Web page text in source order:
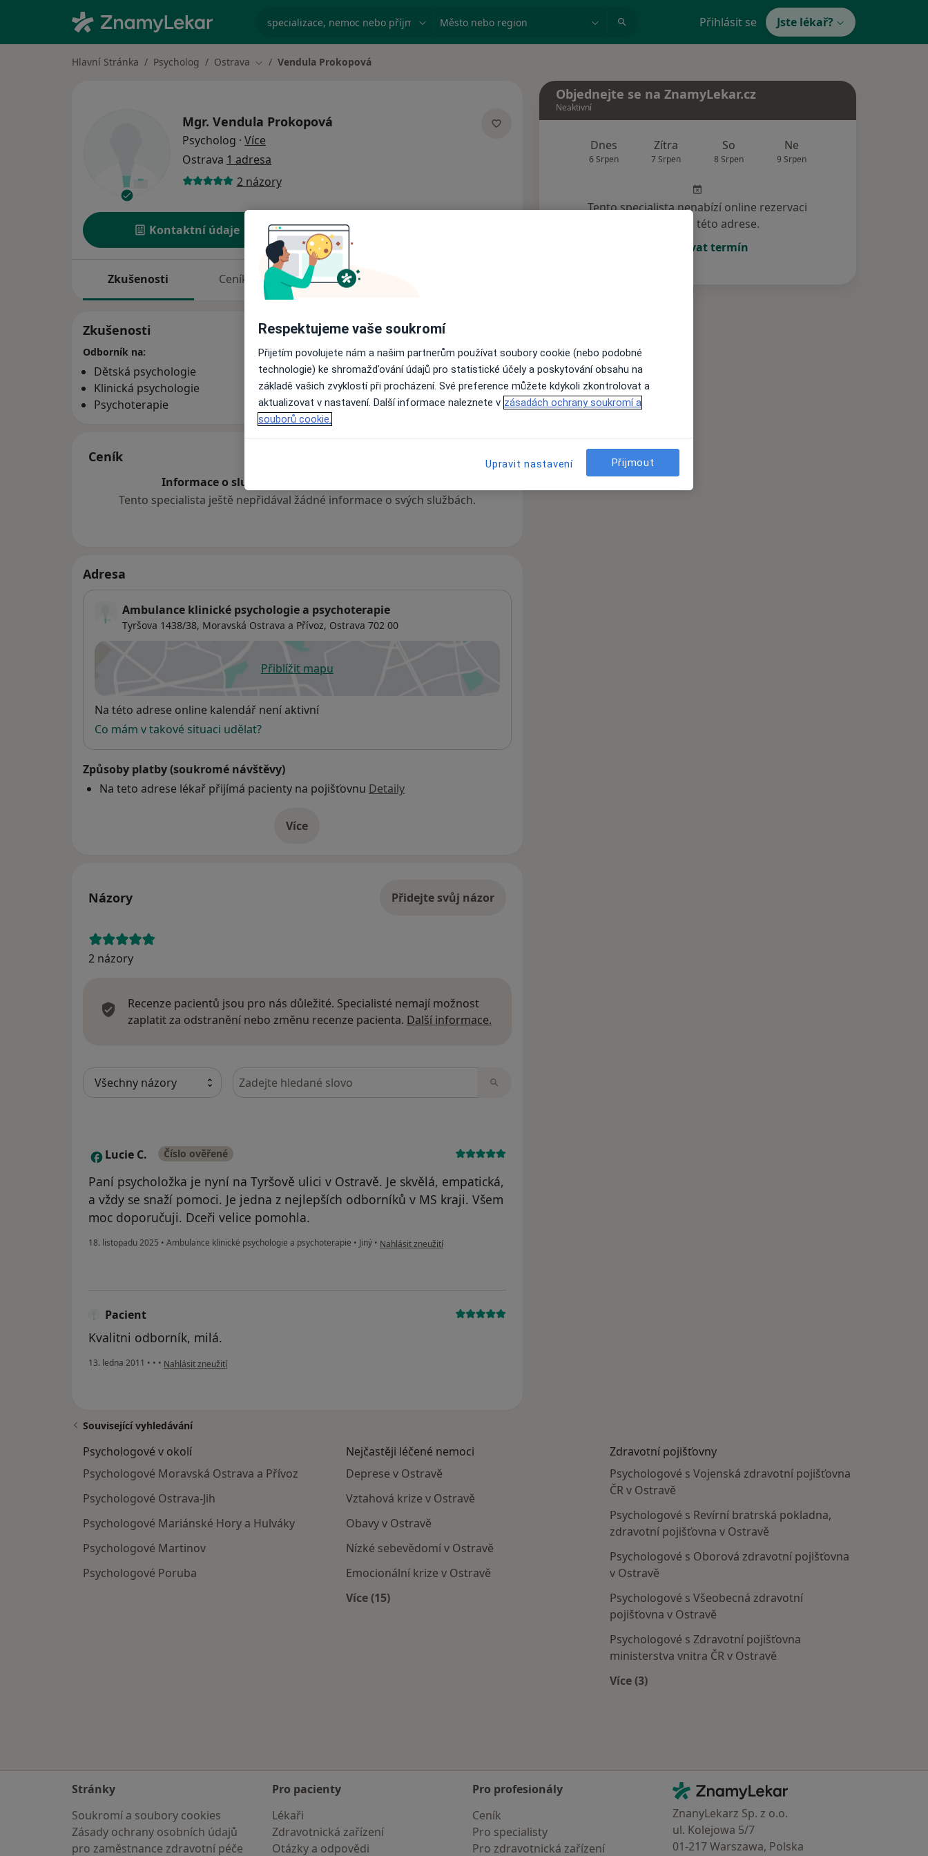
specializace, nemoc nebo příjmení Město nebo region Přihlásit se Jste lékař?
Hlavní Stránka Psycholog Ostrava Změna města
Vendula Prokopová
Mgr. Vendula Prokopová
Psycholog · Více
Ostrava 1 adresa
2 názory
Kontaktní údaje
Zkušenosti Ceník Adresy
Zkušenosti
Odborník na:
Dětská psychologie
Klinická psychologie
Psychoterapie
Ceník
Informace o službách a cenách nejsou k dispozici
Tento specialista ještě nepřidával žádné informace o svých službách.
Adresa
Ambulance klinické psychologie a psychoterapie
Tyršova 1438/38, Moravská Ostrava a Přívoz, Ostrava 702 00
Přiblížit mapuse otevře v nové záložce
Dostupnost
Na této adrese online kalendář není aktivní
Co mám v takové situaci udělat?
Způsoby platby (soukromé návštěvy)
Na teto adrese lékař přijímá pacienty na pojišťovnu Detaily
Víceo adrese
Názory Přidejte svůj názor
2 názory
Recenze pacientů jsou pro nás důležité. Specialisté nemají možnost
zaplatit za odstranění nebo změnu recenze pacienta. Další informace.
Hledejte v názorech
L Lucie C. Číslo ověřené
Paní psycholožka je nyní na Tyršově ulici v Ostravě. Je skvělá, empatická,
a vždy se snaží pomoci. Je jedna z nejlepších odborníků v MS kraji. Všem
moc doporučuji. Dceři velice pomohla.
18. listopadu 2025 • Ambulance klinické psychologie a psychoterapie • Jiný • podle názoru uživatele Lucie C.
Nahlásit zneužití
Pacient
Kvalitni odborník, milá.
13. ledna 2011 • • • podle názoru uživatele Pacient
Nahlásit zneužití
Objednejte se na ZnamyLekar.cz
Neaktivní
Dnes
6 Srpen
Zítra
7 Srpen
So
8 Srpen
Ne
9 Srpen
Tento specialista nenabízí online rezervaci
termínu na této adrese.
Rezervovat termín
Související vyhledávání
Psychologové v okolí
Psychologové Moravská Ostrava a Přívoz
Psychologové Ostrava-Jih
Psychologové Mariánské Hory a Hulváky
Psychologové Martinov
Psychologové Poruba
Nejčastěji léčené nemoci
Deprese v Ostravě
Vztahová krize v Ostravě
Obavy v Ostravě
Nízké sebevědomí v Ostravě
Emocionální krize v Ostravě
Více (15)
Zdravotní pojišťovny
Psychologové s Vojenská zdravotní pojišťovna
ČR v Ostravě
Psychologové s Revírní bratrská pokladna,
zdravotní pojišťovna v Ostravě
Psychologové s Oborová zdravotní pojišťovna
v Ostravě
Psychologové s Všeobecná zdravotní
pojišťovna v Ostravě
Psychologové s Zdravotní pojišťovna
ministerstva vnitra ČR v Ostravě
Více (3)
Stránky
Soukromí a soubory cookies
Zásady ochrany osobních údajů
pro zaměstnance zdravotní péče
Pro pacienty
Lékaři
Zdravotnická zařízení
Otázky a odpovědi
Pro profesionály
Ceník
Pro specialisty
Pro zdravotnická zařízení
Kontakt
ZnamyLekar - Hlavní stránka
ZnanyLekarz Sp. z o.o.
ul. Kolejowa 5/7
01-217 Warszawa, Polska
Respektujeme vaše soukromí
Přijetím povolujete nám a našim partnerům používat soubory cookie (nebo podobné
technologie) ke shromažďování údajů pro statistické účely a poskytování obsahu na
základě vašich zvyklostí při procházení. Své preference můžete kdykoli zkontrolovat a
aktualizovat v nastavení. Další informace naleznete v zásadách ochrany soukromí a
souborů cookie.
Upravit nastavení Přijmout